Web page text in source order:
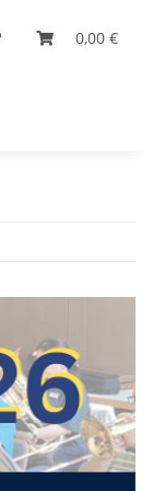
0,00 €